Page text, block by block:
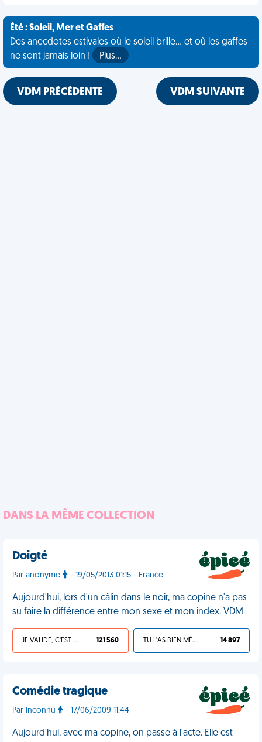
Été : Soleil, Mer et Gaffes
Des anecdotes estivales où le soleil brille... et où les gaffes
ne sont jamais loin !
Plus…
VDM PRÉCÉDENTE VDM SUIVANTE
DANS LA MÊME COLLECTION
Doigté
Par anonyme - 19/05/2013 01:15 - France
Aujourd'hui, lors d'un câlin dans le noir, ma copine n'a pas
su faire la différence entre mon sexe et mon index. VDM
JE VALIDE, C'EST UNE VDM 121 560 TU L'AS BIEN MÉRITÉ 14 897
Comédie tragique
Par Inconnu - 17/06/2009 11:44
Aujourd'hui, avec ma copine, on passe à l'acte. Elle est